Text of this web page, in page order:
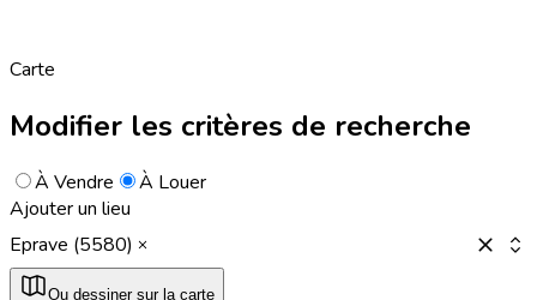
Carte
Modifier les critères de recherche
À Vendre
À Louer
Ajouter un lieu
Eprave (5580)
Ou dessiner sur la carte